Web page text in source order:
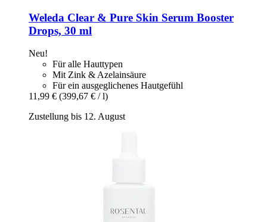
Weleda Clear & Pure Skin Serum Booster
Drops, 30 ml
Neu!
Für alle Hauttypen
Mit Zink & Azelainsäure
Für ein ausgeglichenes Hautgefühl
11,99 € (399,67 € / l)
Zustellung bis 12. August